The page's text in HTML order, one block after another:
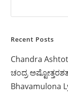
Recent Posts
Chandra
ಚಂದ್ರ
Bhavamulona